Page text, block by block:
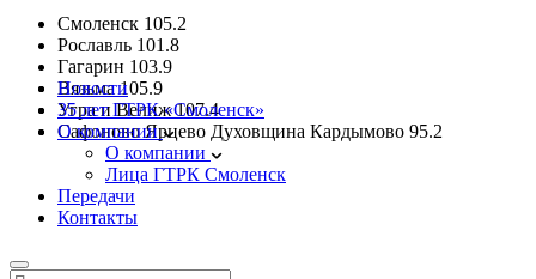
Смоленск 105.2
Рославль 101.8
Гагарин 103.9
Вязьма 105.9
Угра и Велиж 107.4
Сафоново Ярцево Духовщина Кардымово 95.2
Новости
35 лет ГТРК «Смоленск»
О компании
О компании
Лица ГТРК Смоленск
Передачи
Контакты